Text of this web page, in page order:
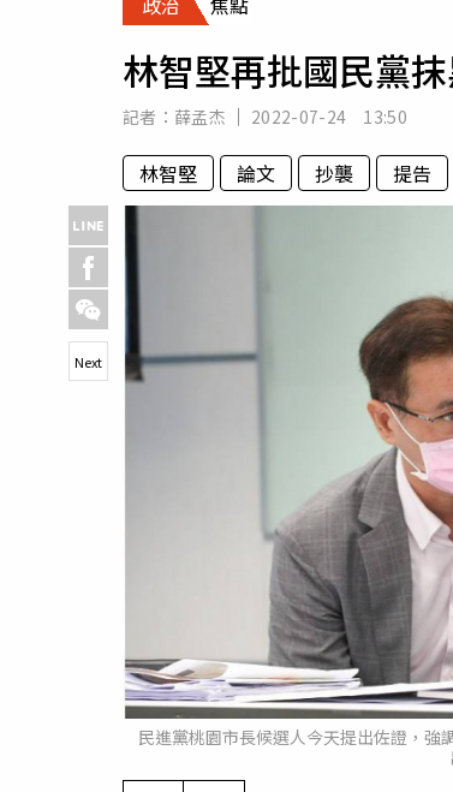
專
房產新
林智堅再批國民黨
記者： 薛孟杰 2022-07-24 13:50
林智堅 論文 抄襲 提告
民進黨桃園市長候選人今天提出佐證，強
Next